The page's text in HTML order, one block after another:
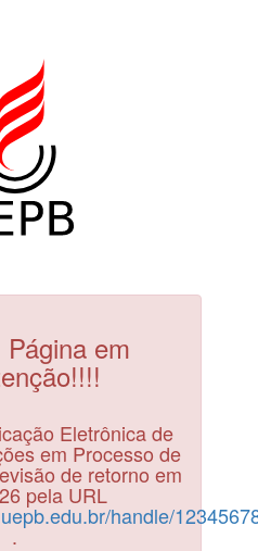
em
Eletrônica de
em Processo de
de retorno em
pela URL
handle/
.